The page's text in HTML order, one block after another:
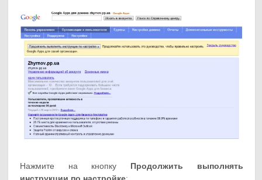
Нажмите на кнопку Продолжить выполнять